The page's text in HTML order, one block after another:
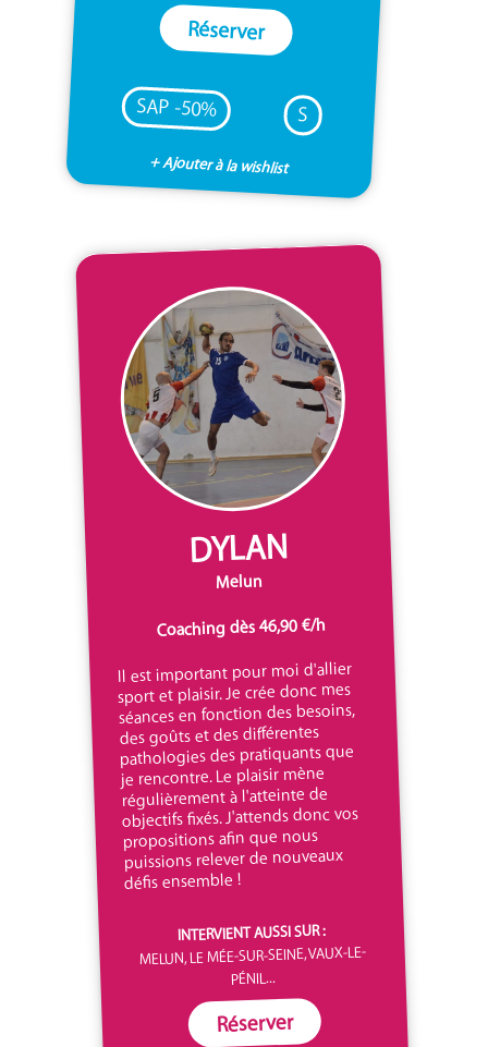
Réserver
SAP -50% S
+ Ajouter à la wishlist
DYLAN
Melun
Coaching dès 46,90 €/h
Il est important pour moi d'allier
sport et plaisir. Je crée donc mes
séances en fonction des besoins,
des goûts et des différentes
pathologies des pratiquants que
je rencontre. Le plaisir mène
régulièrement à l'atteinte de
objectifs fixés. J'attends donc vos
propositions afin que nous
puissions relever de nouveaux
défis ensemble !
INTERVIENT AUSSI SUR :
MELUN, LE MÉE-SUR-SEINE, VAUX-LE-
PÉNIL...
Réserver